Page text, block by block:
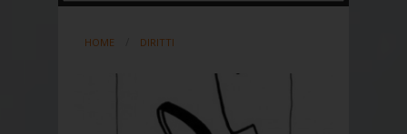
HOME DIRITTI